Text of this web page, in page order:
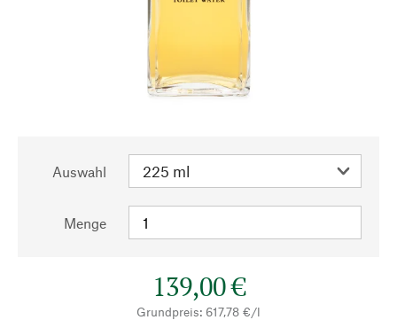
Auswahl
Menge
139,00 €
Grundpreis: 617,78 €/l